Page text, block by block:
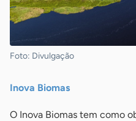
Foto: Divulgação
Inova Biomas
O Inova Biomas tem como